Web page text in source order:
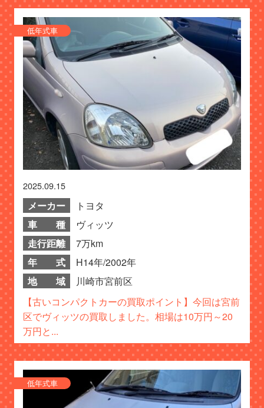
低年式車
2025.09.15
メーカー
トヨタ
車 種
ヴィッツ
走行距離
7万km
年 式
H14年/2002年
地 域
川崎市宮前区
【古いコンパクトカーの買取ポイント】今回は宮前
区でヴィッツの買取しました。相場は10万円～20
万円と...
低年式車